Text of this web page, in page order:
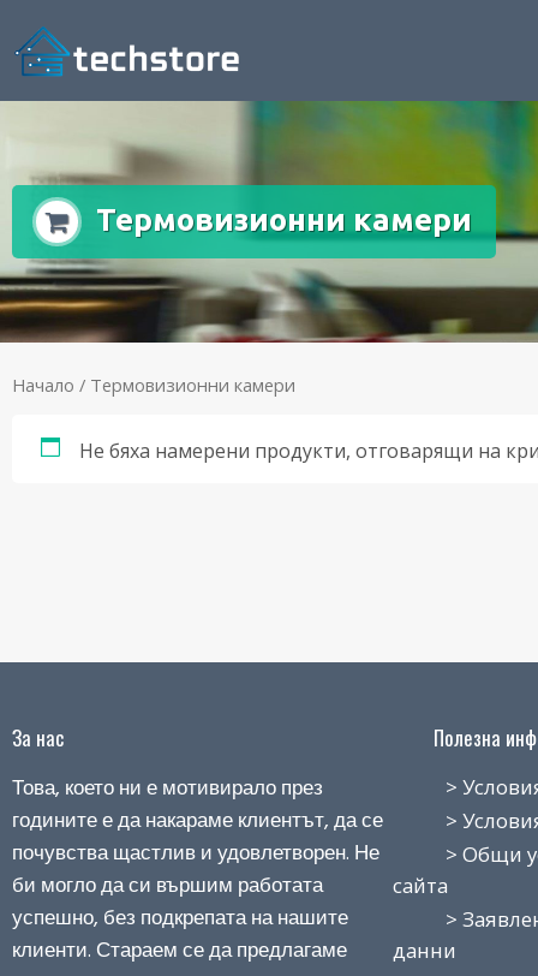
Термовизионни камери
Начало / Термовизионни камери
Не бяха намерени продукти, отговарящи на
За нас
Това, което ни е мотивирало през
годините е да накараме клиентът, да се
почувства щастлив и удовлетворен. Не
би могло да си вършим работата
успешно, без подкрепата на нашите
клиенти. Стараем се да предлагаме
Полезна
> Условия
> Условия
> Общи
сайта
>
данни